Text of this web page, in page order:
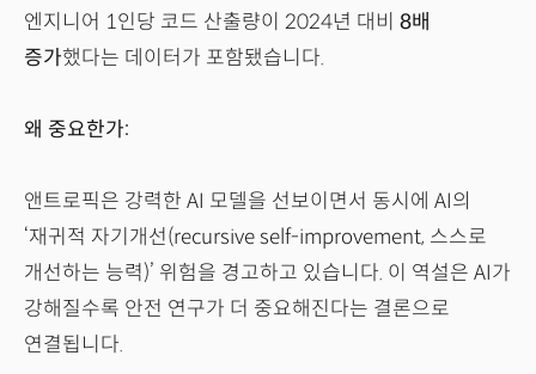
엔지니어 1인당 코드 산출량이 2024년 대비 8배
증가했다는 데이터가 포함됐습니다.
왜 중요한가:
앤트로픽은 강력한 AI 모델을 선보이면서 동시에 AI의
‘재귀적 자기개선(recursive self-improvement, 스스로
개선하는 능력)’ 위험을 경고하고 있습니다. 이 역설은 AI가
강해질수록 안전 연구가 더 중요해진다는 결론으로
연결됩니다.